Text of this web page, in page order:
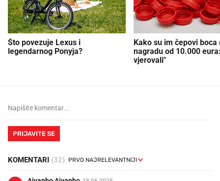
Što povezuje Lexus i
legendarnog Ponyja?
Kako su im čepovi boca
nagradu od 10.000
vjerovali"
PRIJAVITE SE
KOMENTARI (32)